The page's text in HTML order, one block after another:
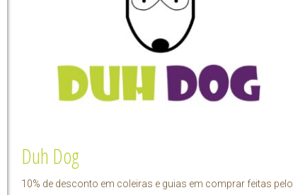
Duh Dog
10% de desconto em coleiras e guias em comprar feitas pelo